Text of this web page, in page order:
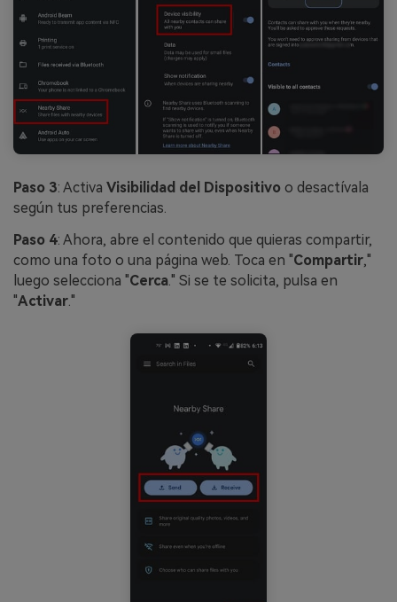
Paso 3: Activa Visibilidad del Dispositivo o desactívala
según tus preferencias.
Paso 4: Ahora, abre el contenido que quieras compartir,
como una foto o una página web. Toca en "Compartir,"
luego selecciona "Cerca." Si se te solicita, pulsa en
"Activar."